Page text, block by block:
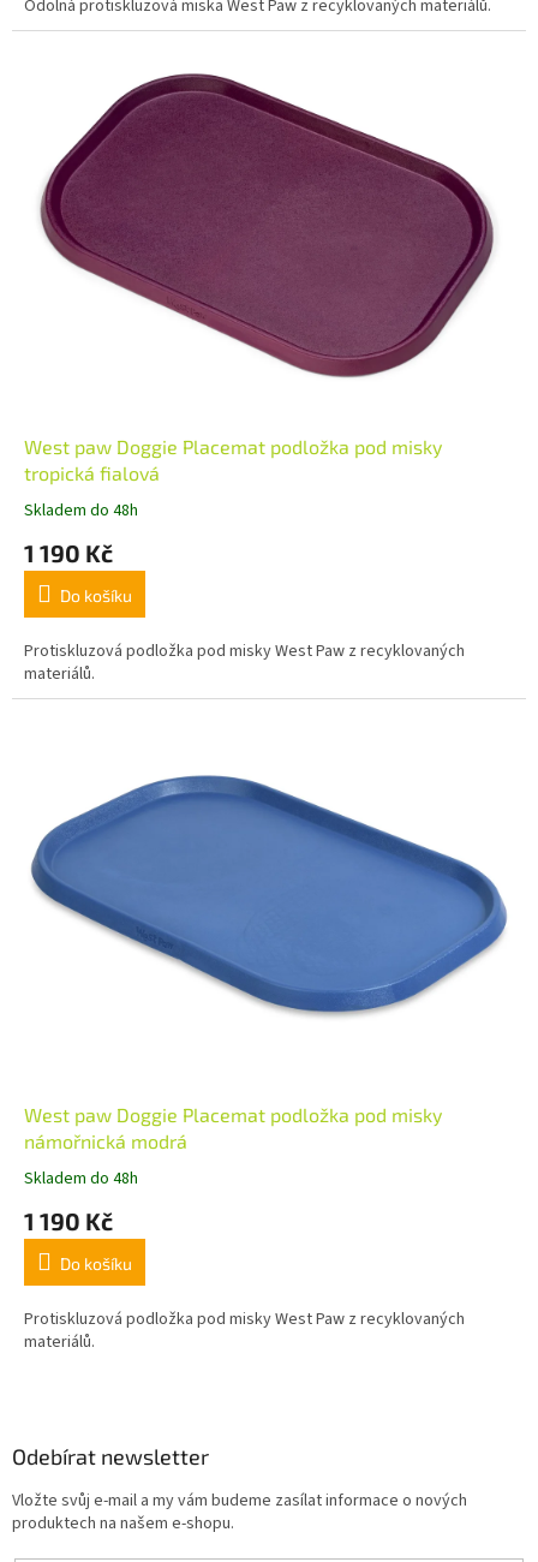
Odolná protiskluzová miska West Paw z recyklovaných materiálů.
West paw Doggie Placemat podložka pod misky
tropická fialová
Skladem do 48h
1 190 Kč
Do košíku
Protiskluzová podložka pod misky West Paw z recyklovaných
materiálů.
West paw Doggie Placemat podložka pod misky
námořnická modrá
Skladem do 48h
1 190 Kč
Do košíku
Protiskluzová podložka pod misky West Paw z recyklovaných
materiálů.
Odebírat newsletter
Vložte svůj e-mail a my vám budeme zasílat informace o nových
produktech na našem e-shopu.